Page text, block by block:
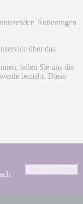
Äußerungen
über das
teilen Sie uns die
bezieht. Diese